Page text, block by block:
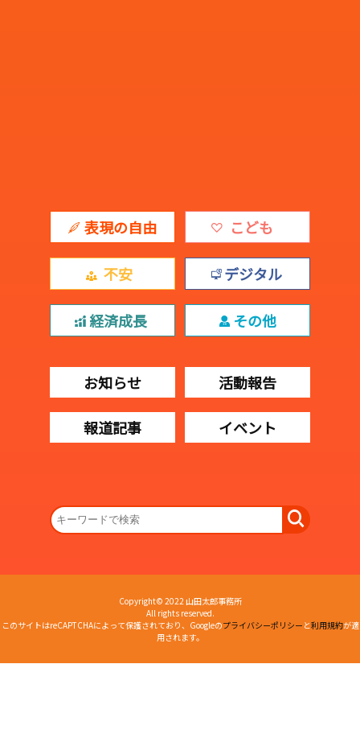
表現の自由 こども
不安 デジタル
経済成長 その他
お知らせ 活動報告
報道記事 イベント
Copyright© 2022 山田太郎事務所
All rights reserved.
このサイトはreCAPTCHAによって保護されており、Googleのプライバシーポリシー と利用規約が適
用されます。